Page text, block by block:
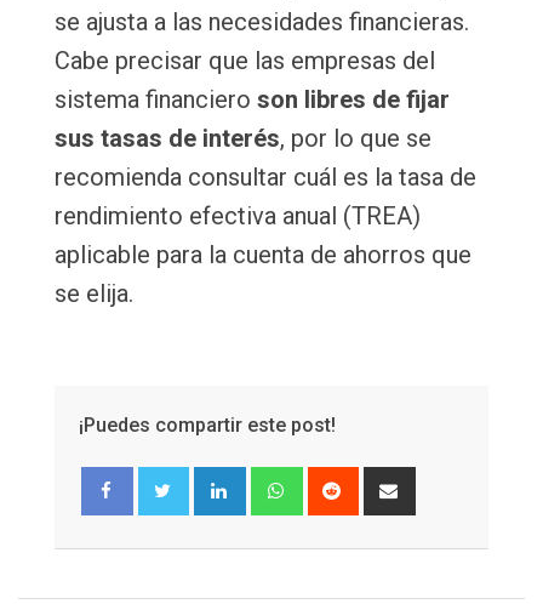
se ajusta a las necesidades financieras.
Cabe precisar que las empresas del
sistema financiero son libres de fijar
sus tasas de interés, por lo que se
recomienda consultar cuál es la tasa de
rendimiento efectiva anual (TREA)
aplicable para la cuenta de ahorros que
se elija.
¡Puedes compartir este post!
LinkedInWhatsapp
Reddit
via